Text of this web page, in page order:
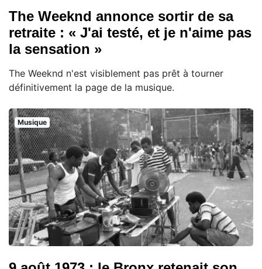
The Weeknd annonce sortir de sa
retraite : « J'ai testé, et je n'aime pas
la sensation »
The Weeknd n'est visiblement pas prêt à tourner
définitivement la page de la musique.
Musique